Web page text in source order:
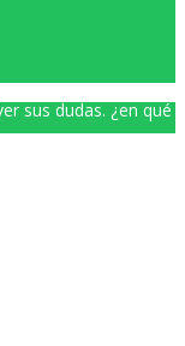
sus dudas. ¿en qué